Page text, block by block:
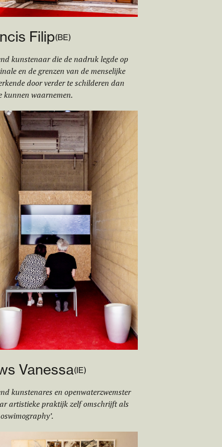
Filip(BE)
kunstenaar die de nadruk legde op
en de grenzen van de menselijke
door verder te schilderen dan
kunnen waarnemen.
Vanessa(IE)
kunstenares en openwaterzwemster
artistieke praktijk zelf omschrijft als